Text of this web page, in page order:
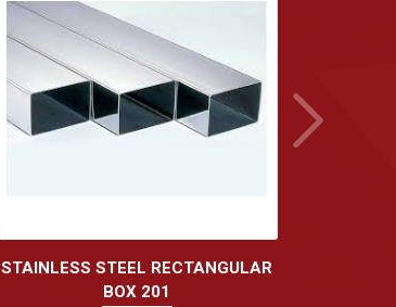
STAINLESS STEEL RECTANGULAR
BOX 201